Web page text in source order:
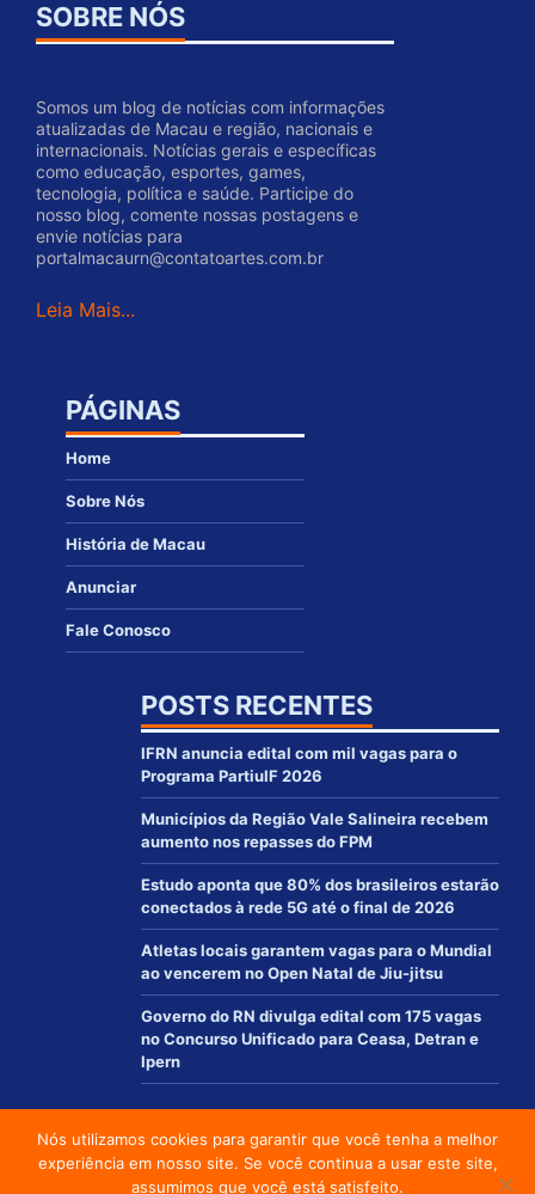
SOBRE NÓS
Somos um blog de notícias com informações
atualizadas de Macau e região, nacionais e
internacionais. Notícias gerais e específicas
como educação, esportes, games,
tecnologia, política e saúde. Participe do
nosso blog, comente nossas postagens e
envie notícias para
portalmacaurn@contatoartes.com.br
Leia Mais...
PÁGINAS
Home
Sobre Nós
História de Macau
Anunciar
Fale Conosco
POSTS RECENTES
IFRN anuncia edital com mil vagas para o
Programa PartiuIF 2026
Municípios da Região Vale Salineira recebem
aumento nos repasses do FPM
Estudo aponta que 80% dos brasileiros estarão
conectados à rede 5G até o final de 2026
Atletas locais garantem vagas para o Mundial
ao vencerem no Open Natal de Jiu-jitsu
Governo do RN divulga edital com 175 vagas
no Concurso Unificado para Ceasa, Detran e
Ipern
© 2012 - 2021 | www.macaurn.com.br - Todos os direitos reservados
Desenvolvido por:
Nós utilizamos cookies para garantir que você tenha a melhor
experiência em nosso site. Se você continua a usar este site,
assumimos que você está satisfeito.